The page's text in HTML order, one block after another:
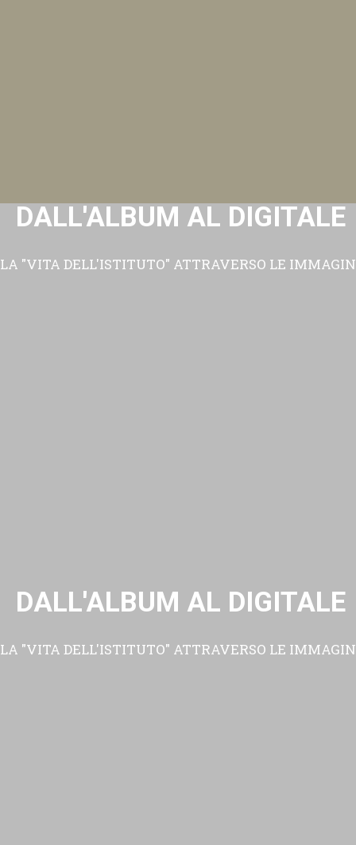
DALL'ALBUM AL DIGITALE
LA "VITA DELL'ISTITUTO" ATTRAVERSO LE
DALL'ALBUM AL DIGITALE
LA "VITA DELL'ISTITUTO" ATTRAVERSO LE